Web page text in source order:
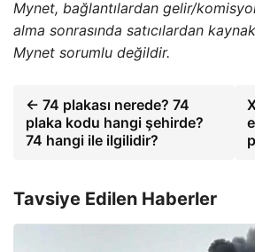
Mynet, bağlantılardan gelir/
alma sonrasında satıcılardan
Mynet sorumlu değildir.
← 74 plakası nerede? 74
plaka kodu hangi şehirde?
74 hangi ile ilgilidir?
Tavsiye Edilen Haberler